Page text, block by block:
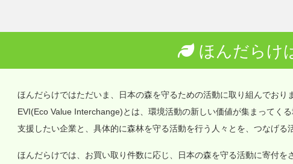
ほんだらけ
ほんだらけではただいま、日本の森を守るための活動に取り組んでおり
EVI(Eco Value Interchange)とは、環境活動の新しい価値が集まってく
支援したい企業と、具体的に森林を守る活動を行う人々とを、つなげる
ほんだらけでは、お買い取り件数に応じ、日本の森を守る活動に寄付